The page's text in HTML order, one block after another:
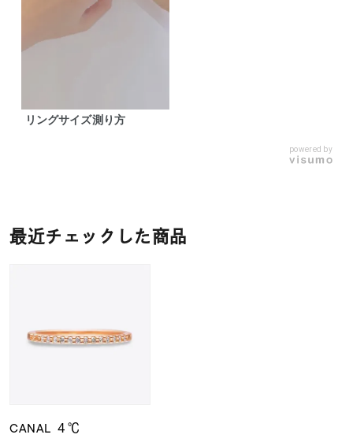
リングサイズ測り方
powered by
最近チェックした商品
CANAL ４℃